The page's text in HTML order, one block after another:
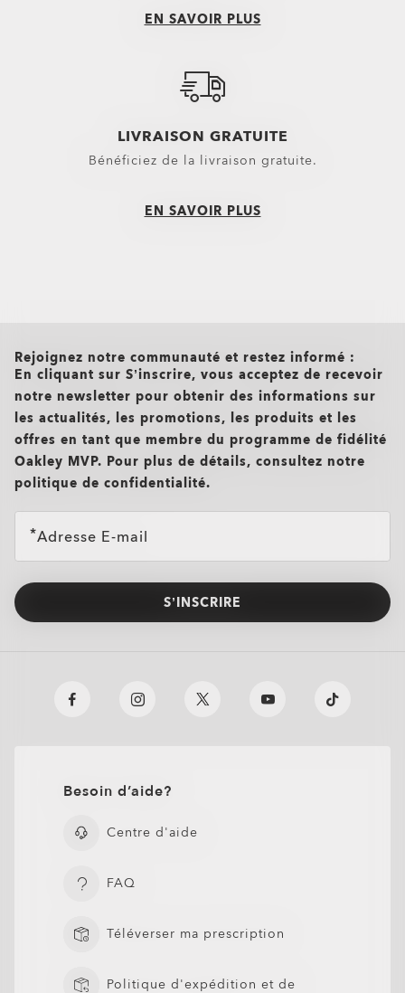
Chemises
Vêtements décontractés et
EN SAVOIR PLUS
LIVRAISON GRATUITE
Bénéficiez de la livraison gratuite.
EN SAVOIR PLUS
Rejoignez notre communauté et restez informé :
En cliquant sur S’inscrire, vous acceptez de recevoir
notre newsletter pour obtenir des informations sur
les actualités, les promotions, les produits et les
offres en tant que membre du programme de fidélité
Oakley MVP. Pour plus de détails, consultez notre
politique de confidentialité.
Adresse E-mail
S’INSCRIRE
Besoin d’aide?
Centre d'aide
FAQ
Téléverser ma prescription
Politique d'expédition et de